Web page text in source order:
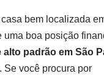
bem localizada
boa posição
alto padrão em São
Se você procura por